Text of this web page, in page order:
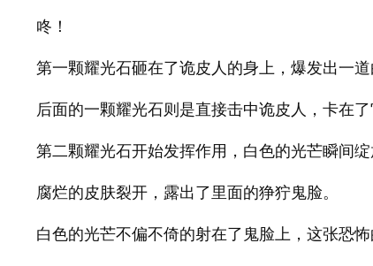
咚！
第一颗耀光石砸在了诡皮人的身上，爆发出一道
后面的一颗耀光石则是直接击中诡皮人，卡在了
第二颗耀光石开始发挥作用，白色的光芒瞬间
腐烂的皮肤裂开，露出了里面的狰狞鬼脸。
白色的光芒不偏不倚的射在了鬼脸上，这张恐怖